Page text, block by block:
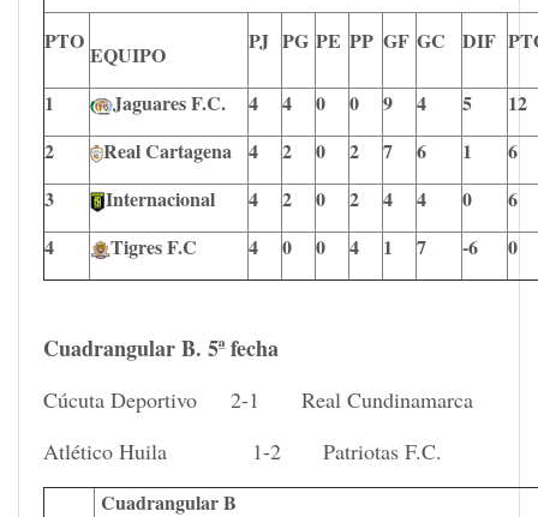
PTO
EQUIPO
PJ PG PE PP GF GC DIF
1 Jaguares F.C. 4 4 0 0 9 4 5
12
2
Real Cartagena 4 2 0 2 7 6 1
6
3
Internacional 4 2 0 2 4 4 0
6
4
Tigres F.C 4 0 0 4 1 7 -6 0
Cuadrangular B. 5ª fecha
Cúcuta Deportivo 2-1 Real Cundinamarca
Atlético Huila 1-2 Patriotas F.C.
Cuadrangular B